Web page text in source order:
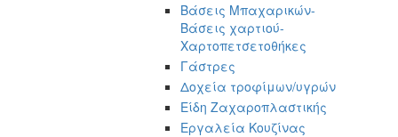
Βάσεις Μπαχαρικών-
Βάσεις χαρτιού-
Χαρτοπετσετοθήκες
Γάστρες
Δοχεία τροφίμων/υγρών
Είδη Ζαχαροπλαστικής
Εργαλεία Κουζίνας